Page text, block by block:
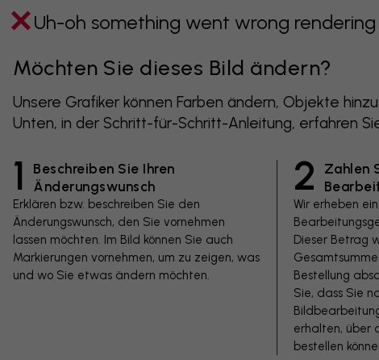
Uh-oh something went wrong
Möchten Sie dieses Bild ändern?
Unsere Grafiker können Farben ändern, Objekte
Unten, in der Schritt-für-Schritt-Anleitung, erfahren
1
Beschreiben Sie Ihren
Änderungswunsch
Erklären bzw. beschreiben Sie den
Änderungswunsch, den Sie vornehmen
lassen möchten. Im Bild können Sie auch
Markierungen vornehmen, um zu zeigen, was
und wo Sie etwas ändern möchten.
2
Zahlen
Wir erheben
Dieser Betrag
Bestellung
Sie, dass Sie
erhalten, über
bestellen